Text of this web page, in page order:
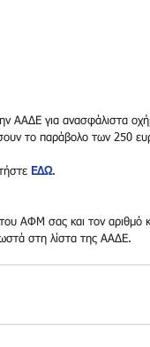
ΑΑΔΕ για ανασφάλιστα
το παράβολο των 250
ΕΔΩ.
ΑΦΜ σας και τον αριθμό
στη λίστα της ΑΑΔΕ.